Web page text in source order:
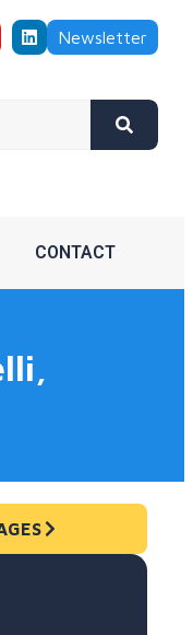
Newsletter
CONTACT